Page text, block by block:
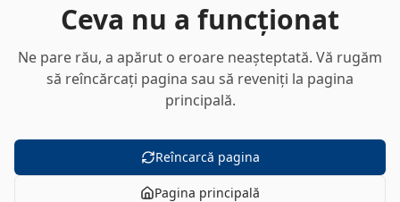
Ceva nu a funcționat
Ne pare rău, a apărut o eroare neașteptată. Vă rugăm
să reîncărcați pagina sau să reveniți la pagina
principală.
Reîncarcă pagina
Pagina principală